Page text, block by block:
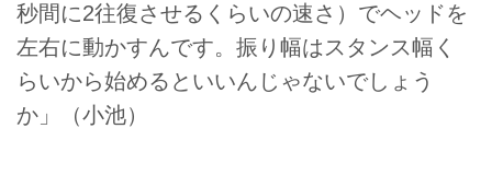
秒間に2往復させるくらいの速さ）でヘッドを
左右に動かすんです。振り幅はスタンス幅く
らいから始めるといいんじゃないでしょう
か」（小池）